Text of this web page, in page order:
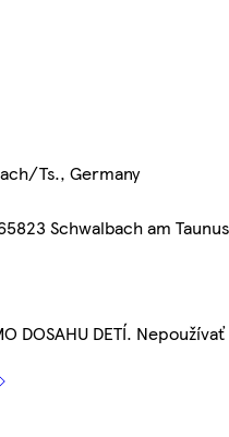
Ts., Germany
Schwalbach am Taunus
DOSAHU DETÍ.